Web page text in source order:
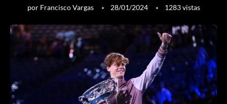
por Francisco Vargas 28/01/2024 1283vistas